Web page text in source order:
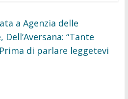
a Agenzia delle
“Tante
di parlare leggetevi